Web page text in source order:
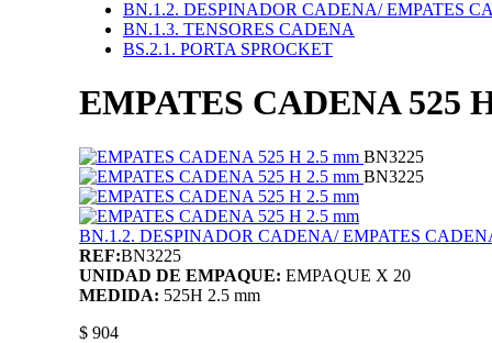
BN.1.2. DESPINADOR CADENA/ EMPATES
BN.1.3. TENSORES CADENA
BS.2.1. PORTA SPROCKET
EMPATES CADENA 525
BN3225
BN3225
BN.1.2. DESPINADOR CADENA/ EMPATES
REF:BN3225
UNIDAD DE EMPAQUE: EMPAQUE X 20
MEDIDA: 525H 2.5 mm
$ 904